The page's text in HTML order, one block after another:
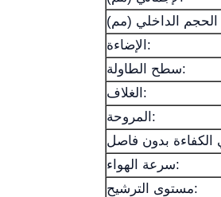
الحجم الداخلي (مم)
الإضاءة:
سطح الطاولة:
الغلاف:
المروحة:
الكفاءة بدون فاصل
سرعة الهواء:
مستوى الترشيح: